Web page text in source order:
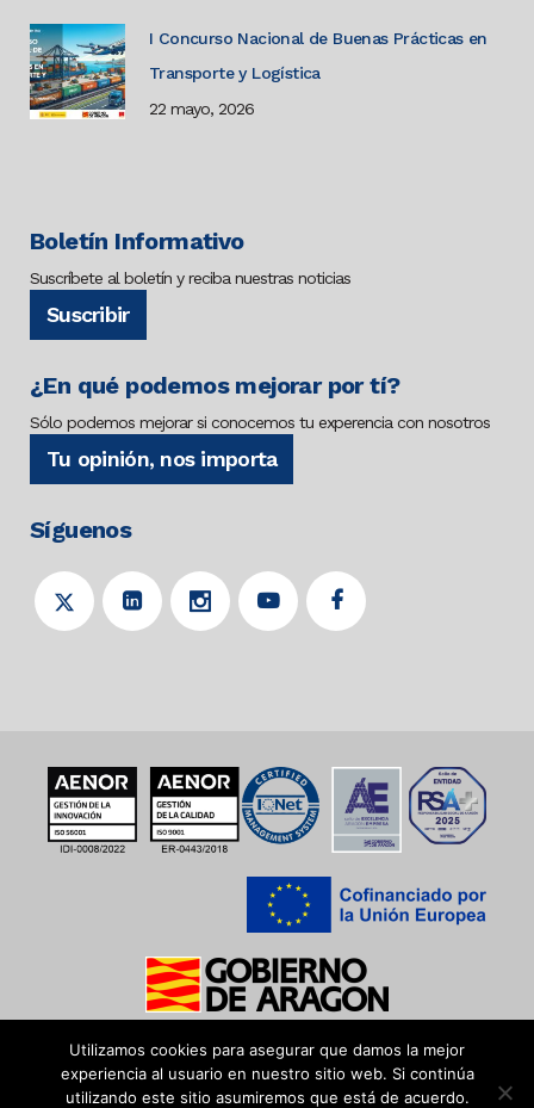
I Concurso Nacional de Buenas Prácticas en
Transporte y Logística
22 mayo, 2026
Boletín Informativo
Suscríbete al boletín y reciba nuestras noticias
Suscribir
¿En qué podemos mejorar por tí?
Sólo podemos mejorar si conocemos tu experencia con nosotros
Tu opinión, nos importa
Síguenos
Utilizamos cookies para asegurar que damos la mejor
experiencia al usuario en nuestro sitio web. Si continúa
utilizando este sitio asumiremos que está de acuerdo.